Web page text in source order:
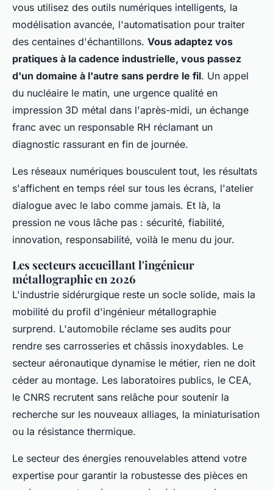
vous utilisez des outils numériques intelligents, la
modélisation avancée, l'automatisation pour traiter
des centaines d'échantillons. Vous adaptez vos
pratiques à la cadence industrielle, vous passez
d'un domaine à l'autre sans perdre le fil. Un appel
du nucléaire le matin, une urgence qualité en
impression 3D métal dans l'après-midi, un échange
franc avec un responsable RH réclamant un
diagnostic rassurant en fin de journée.
Les réseaux numériques bousculent tout, les résultats
s'affichent en temps réel sur tous les écrans, l'atelier
dialogue avec le labo comme jamais. Et là, la
pression ne vous lâche pas : sécurité, fiabilité,
innovation, responsabilité, voilà le menu du jour.
Les secteurs accueillant l'ingénieur
métallographie en 2026
L'industrie sidérurgique reste un socle solide, mais la
mobilité du profil d'ingénieur métallographie
surprend. L'automobile réclame ses audits pour
rendre ses carrosseries et châssis inoxydables. Le
secteur aéronautique dynamise le métier, rien ne doit
céder au montage. Les laboratoires publics, le CEA,
le CNRS recrutent sans relâche pour soutenir la
recherche sur les nouveaux alliages, la miniaturisation
ou la résistance thermique.
Le secteur des énergies renouvelables attend votre
expertise pour garantir la robustesse des pièces en